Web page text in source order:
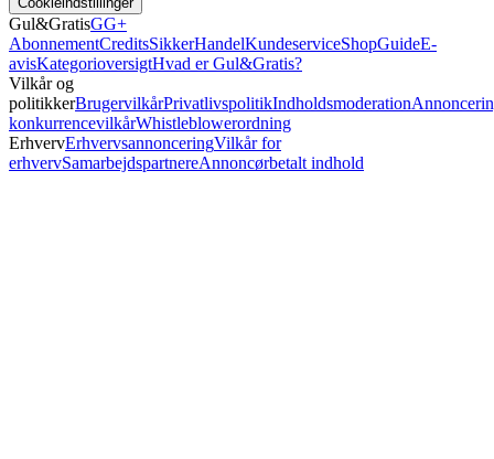
Gul&GratisGG+
AbonnementCreditsSikkerHandelKundeserviceShopGuideE-
avisKategorioversigtHvad er Gul&Gratis?
Vilkår og
politikkerBrugervilkårPrivatlivspolitikIndholdsmoderation
konkurrencevilkårWhistleblowerordning
ErhvervErhvervsannonceringVilkår for
erhvervSamarbejdspartnereAnnoncørbetalt indhold